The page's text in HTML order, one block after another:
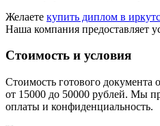
Желаете купить диплом в
Наша компания предоставляет
Стоимость и условия
Стоимость готового документа
от 15000 до 50000 рублей. Мы
оплаты и конфиденциальность.